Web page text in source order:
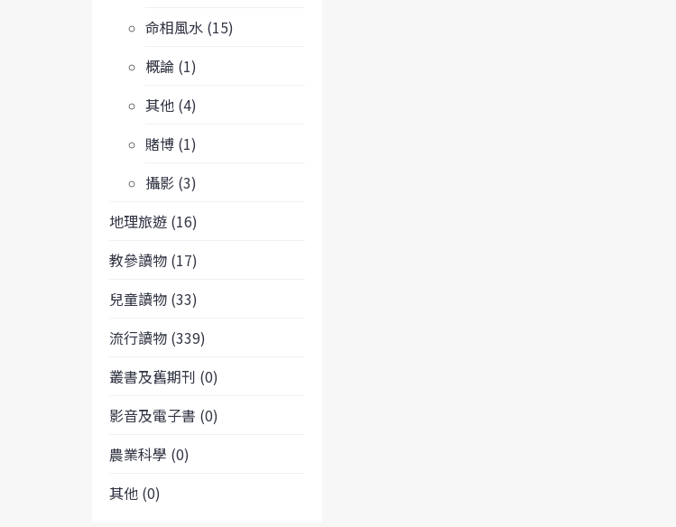
命相風水 (15)
概論 (1)
其他 (4)
賭博 (1)
攝影 (3)
地理旅遊 (16)
教參讀物 (17)
兒童讀物 (33)
流行讀物 (339)
叢書及舊期刊 (0)
影音及電子書 (0)
農業科學 (0)
其他 (0)